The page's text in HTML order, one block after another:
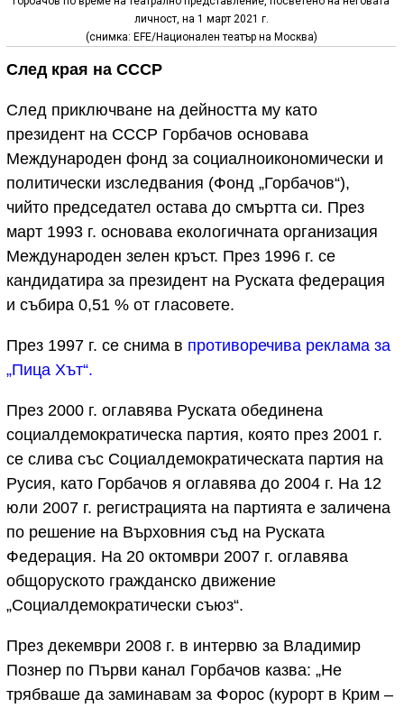
личност, на 1 март 2021 г.
(снимка: EFE/Национален театър на Москва)
След края на СССР
След приключване на дейността му като
президент на СССР Горбачов основава
Международен фонд за социалноикономически и
политически изследвания (Фонд „Горбачов“),
чийто председател остава до смъртта си. През
март 1993 г. основава екологичната организация
Международен зелен кръст. През 1996 г. се
кандидатира за президент на Руската федерация
и събира 0,51 % от гласовете.
През 1997 г. се снима в противоречива реклама за
„Пица Хът“.
През 2000 г. оглавява Руската обединена
социалдемократическа партия, която през 2001 г.
се слива със Социалдемократическата партия на
Русия, като Горбачов я оглавява до 2004 г. На 12
юли 2007 г. регистрацията на партията е заличена
по решение на Върховния съд на Руската
Федерация. На 20 октомври 2007 г. оглавява
общоруското гражданско движение
„Социалдемократически съюз“.
През декември 2008 г. в интервю за Владимир
Познер по Първи канал Горбачов казва: „Не
трябваше да заминавам за Форос (курорт в Крим –